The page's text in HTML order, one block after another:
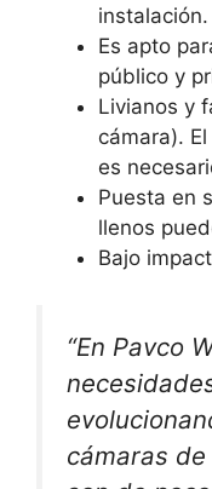
instalación.
Es apto
público y
Livianos y
cámara).
es
Puesta en
llenos
Bajo
“En Pavco
cámaras de